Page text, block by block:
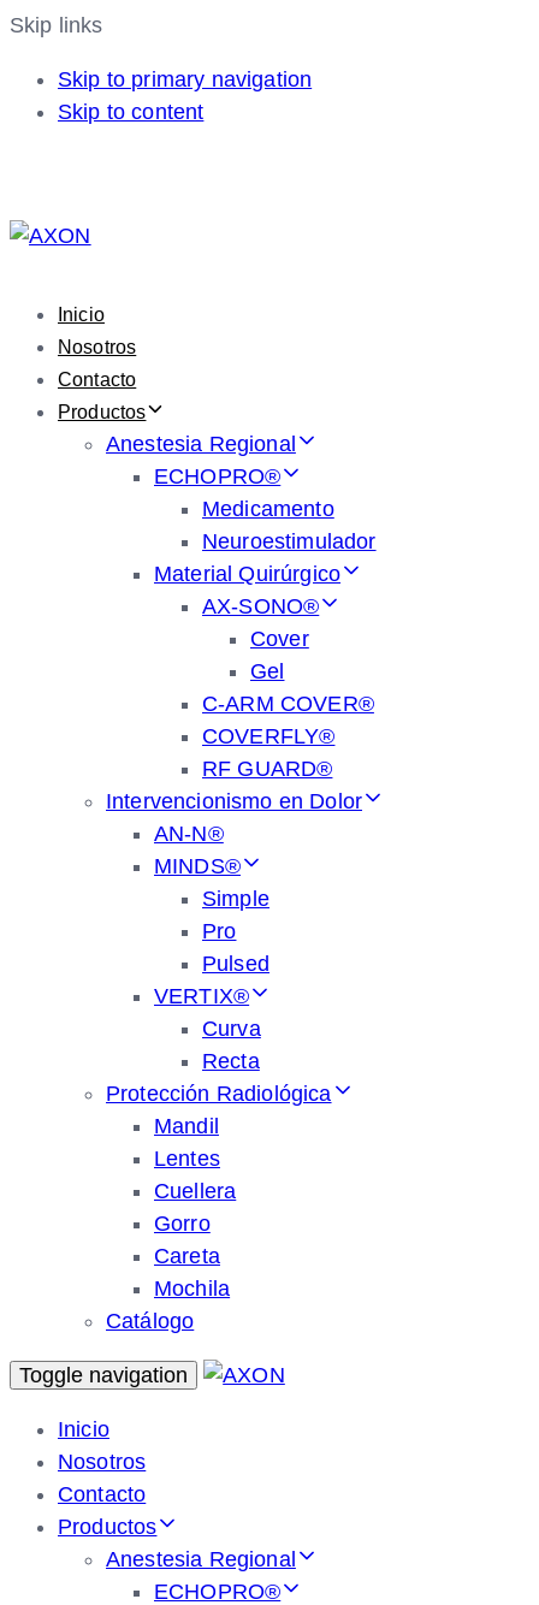
Skip links
Skip to primary navigation
Skip to content
Inicio
Nosotros
Contacto
Productos
Anestesia Regional
ECHOPRO®
Medicamento
Neuroestimulador
Material Quirúrgico
AX-SONO®
Cover
Gel
C-ARM COVER®
COVERFLY®
RF GUARD®
Intervencionismo en Dolor
AN-N®
MINDS®
Simple
Pro
Pulsed
VERTIX®
Curva
Recta
Protección Radiológica
Mandil
Lentes
Cuellera
Gorro
Careta
Mochila
Catálogo
Toggle navigation
Inicio
Nosotros
Contacto
Productos
Anestesia Regional
ECHOPRO®